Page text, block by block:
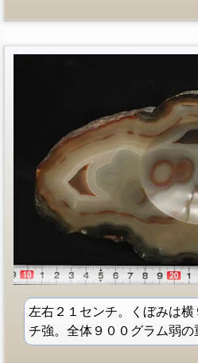
左右２１センチ。くぼみは
チ強。全体９００グラム弱の